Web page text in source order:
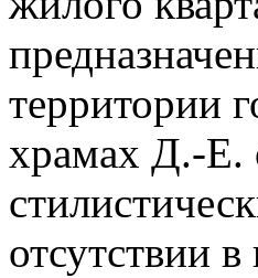
территории
храмах Д.-Е.
отсутствии